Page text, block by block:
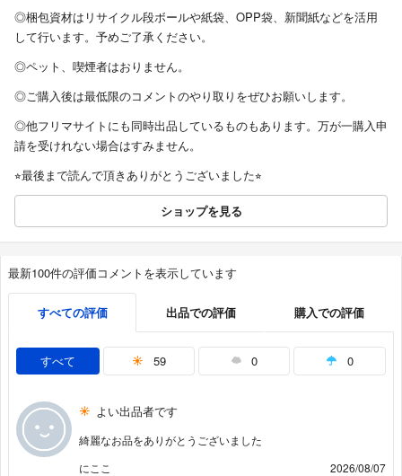
◎梱包資材はリサイクル段ボールや紙袋、OPP袋、新聞紙などを活用
して行います。予めご了承ください。
◎ペット、喫煙者はおりません。
◎ご購入後は最低限のコメントのやり取りをぜひお願いします。
◎他フリマサイトにも同時出品しているものもあります。万が一購入申
請を受けれない場合はすみません。
⭐︎最後まで読んで頂きありがとうございました⭐︎
ショップを見る
最新100件の評価コメントを表示しています
すべての評価 出品での評価 購入での評価
すべて 59 0 0
よい出品者です
綺麗なお品をありがとうございました
にここ
2026/08/07